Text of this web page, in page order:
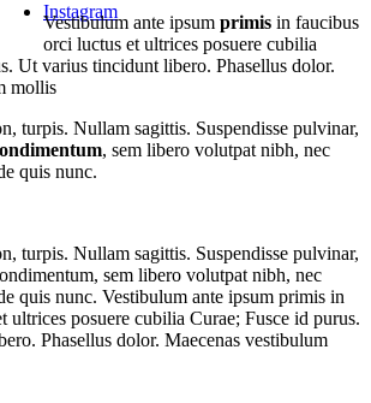
Instagram
Vestibulum ante ipsum primis in faucibus
orci luctus et ultrices posuere cubilia
Ut varius tincidunt libero. Phasellus dolor.
mollis
turpis. Nullam sagittis. Suspendisse pulvinar,
, sem libero volutpat nibh, nec
quis nunc.
turpis. Nullam sagittis. Suspendisse pulvinar,
sem libero volutpat nibh, nec
quis nunc. Vestibulum ante ipsum primis in
ultrices posuere cubilia Curae; Fusce id purus.
Phasellus dolor. Maecenas vestibulum